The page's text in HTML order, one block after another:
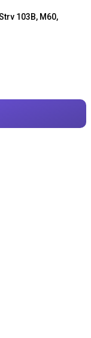
103B, M60,